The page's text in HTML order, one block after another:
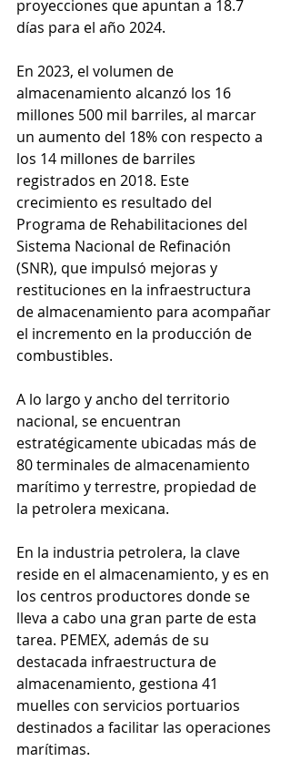
proyecciones que apuntan a 18.7
días para el año 2024.
En 2023, el volumen de
almacenamiento alcanzó los 16
millones 500 mil barriles, al marcar
un aumento del 18% con respecto a
los 14 millones de barriles
registrados en 2018. Este
crecimiento es resultado del
Programa de Rehabilitaciones del
Sistema Nacional de Refinación
(SNR), que impulsó mejoras y
restituciones en la infraestructura
de almacenamiento para acompañar
el incremento en la producción de
combustibles.
A lo largo y ancho del territorio
nacional, se encuentran
estratégicamente ubicadas más de
80 terminales de almacenamiento
marítimo y terrestre, propiedad de
la petrolera mexicana.
En la industria petrolera, la clave
reside en el almacenamiento, y es en
los centros productores donde se
lleva a cabo una gran parte de esta
tarea. PEMEX, además de su
destacada infraestructura de
almacenamiento, gestiona 41
muelles con servicios portuarios
destinados a facilitar las operaciones
marítimas.